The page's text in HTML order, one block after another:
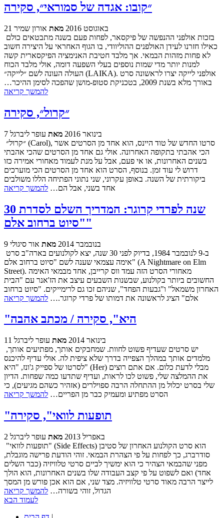
״קובו: אגדה של סמוראי״, סקירה
21 באוגוסט 2016 מאת אורון שמיר
כאילו חזרנו לעידן האולפנים ההוליוודי, בו הגוף האחראי על היצירה חשוב
לא פחות מזהות הבמאי. אך מלבד חטיבת האנימציה הפיקסארית קשה
למנות יותר מדי שמות נוספים בעלי השפעה דומה, אולי מלבד הכוח
העולה העונה לשם ״לייקה״ (LAIKA). אולפני לייקה יצרו לראשונה סרט
באורך מלא בשנת 2009, בטכניקת סטופ-מושן שהפכה לסימן ההיכר…
להמשך קריאה
״קרול״, סקירה
7 בינואר 2016 מאת עופר ליברגל
הכי אהבתי בתקופה האחרונה. אולי גם אחד מן הסרטים שהכי אהבתי
בשנים האחרונות, או אי פעם, אבל על מנת לעמוד מאחורי אמירה כזו
דרוש לי עוד זמן. בנוסף, הסרט הוא אחד מן הסרטים הכי מוערכים
ביקורתית של השנה. באופן עקרוני, שני נתוני הפתיחה הללו משולבים
אחד בשני, אבל הם… להמשך קריאה
30 שנה לפרדי קרוגר: המדריך השלם לסדרת
"סיוט ברחוב אלם"
9 בנובמבר 2014 מאת אור סיגולי
אימה עצמאי שענה לשם "סיוט ברחוב אלם" (A Nightmare on Elm
Street). מאחורי הסרט הזה עמד ווס קרייבן, אחד מבמאי האימה
החשובים ביותר בקולנוע, שבשנות השבעים עיצב את הז'אנר עם "הבית
האחרון משמאל" ו"גבעות הפחד", שניהם זכו גם לרימייקים. "סיוט ברחוב
אלם" הציג לראשונה את דמותו של פרדי קרוגר.… להמשך קריאה
"היא", סקירה / מכתב אהבה
11 בינואר 2014 מאת עופר ליברגל
מלמדים אותך במהלך הצפייה בדרך שלא ציפית לה. אולי עדיף להיכנס
לסרטו של ספייק ג'ונז, "היא" (Her) מבלי לדעת כלום. אם אתם רוצים
את ההמלצה שלי, פשוט לכו לראות, ועדיף שתדעו כמה שפחות. הדיון
שלי בסרט יכלול מן ההתחלה הרבה ספוילרים (אזהיר כשהם מגיעים), כי
הסרט מפתיע ומעמיק כבר מן הפריים… להמשך קריאה
"תופעות לוואי", סקירה
2 באפריל 2013 מאת עופר ליברגל
"תופעות לוואי" (Side Effects) הוא סרט הקולנוע האחרון של סטיבן
סודרברג, כך לפחות על פי הצהרת הבמאי. זוהי הודעת פרישה מוגבלת,
מפני שהבמאי הצהיר כי הוא ימשיך לביים סרטי טלוויזיה (כבר השלים
אחד) ואם לשפוט על פי קצב העבודה שלו בשנים האחרונות, הוא הולך
לייצר הרבה מאוד סרטי טלוויזיה. מצד שני, אם הוא אכן פורש מן המסך
הגדול, זוהי בשורה… להמשך קריאה
לעמוד הבא